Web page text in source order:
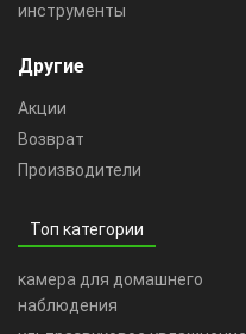
инструменты
Другие
Акции
Возврат
Производители
Топ категории
камера для домашнего
наблюдения